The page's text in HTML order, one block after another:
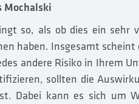
Mochalski
so, als ob dies ein sehr
haben. Insgesamt scheint
andere Risiko in Ihrem
sollten die
Dabei kann es sich um